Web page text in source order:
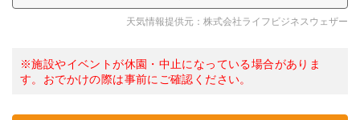
天気情報提供元：株式会社ライフビジネスウェザー
※施設やイベントが休園・中止になっている場合がありま
す。おでかけの際は事前にご確認ください。